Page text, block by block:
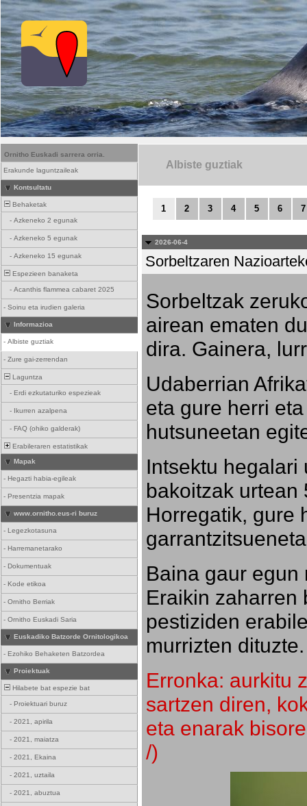
Ornitho Euskadi sarrera orria.
Erakunde laguntzaileak
Kontsultatu
Behaketak
- Azkeneko 2 egunak
- Azkeneko 5 egunak
- Azkeneko 15 egunak
Espezieen banaketa
- Acanthis flammea cabaret 2025
- Soinu eta irudien galeria
Informazioa
- Albiste guztiak
- Zure gai-zerrendan
Laguntza
- Erdi ezkutaturiko espezieak
- Ikurren azalpena
- FAQ (ohiko galderak)
Erabileraren estatistikak
Mapak
- Hegazti habia-egileak
- Presentzia mapak
www.ornitho.eus-ri buruz
- Legezkotasuna
- Harremanetarako
- Dokumentuak
- Kode etikoa
- Ornitho Berriak
- Ornitho Euskadi Saria
Euskadiko Batzorde Ornitologikoa
- Ezohiko Behaketen Batzordea
Proiektuak
Hilabete bat espezie bat
- Proiektuari buruz
- 2021, apirila
- 2021, maiatza
- 2021, Ekaina
- 2021, uztaila
- 2021, abuztua
Albiste guztiak
1 2 3 4 5 6 7
2026-06-4
Sorbeltzaren
Sorbeltzak
airean ematen
dira. Gainera,
Udaberrian
eta gure herri
hutsuneetan
Intsektu hegalari
bakoitzak urtean
Horregatik, gure
Baina gaur egun
Eraikin zaharren
pestiziden
murrizten dituzte.
Erronka: aurkitu
sartzen diren,
eta enarak
/)